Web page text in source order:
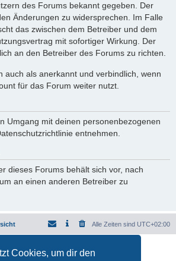
Cookies, um dir den
des Forums bekannt gegeben. Der
Änderungen zu widersprechen. Im Falle
das zwischen dem Betreiber und dem
mit sofortiger Wirkung. Der
an den Betreiber des Forums zu richten.
auch als anerkannt und verbindlich, wenn
für das Forum weiter nutzt.
Umgang mit deinen personenbezogenen
entnehmen.
dieses Forums behält sich vor, nach
an einen anderen Betreiber zu
Alle Zeiten sind UTC+02:00
Übersetzung durchphpBB.de